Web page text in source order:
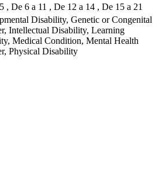
, De 6 a 11 , De 12 a 14 , De 15 a 21
Disability, Genetic or Congenital
Intellectual Disability, Learning
Medical Condition, Mental Health
Physical Disability